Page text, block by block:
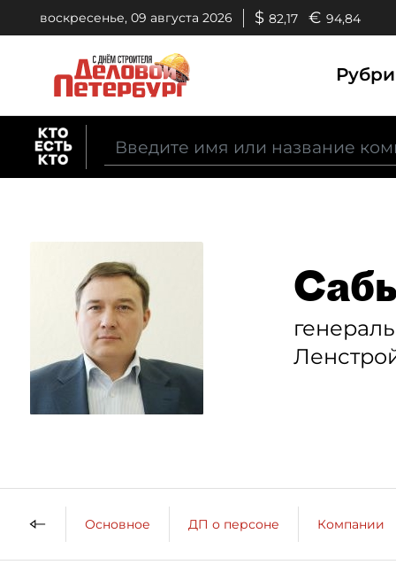
воскресенье, 09 августа 2026 $ 82,17 € 94,84
Основное ДП о персоне Компании